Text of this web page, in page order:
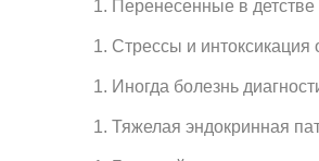
Перенесенные в детстве
Стрессы и интоксикация
Иногда болезнь
Тяжелая эндокринная